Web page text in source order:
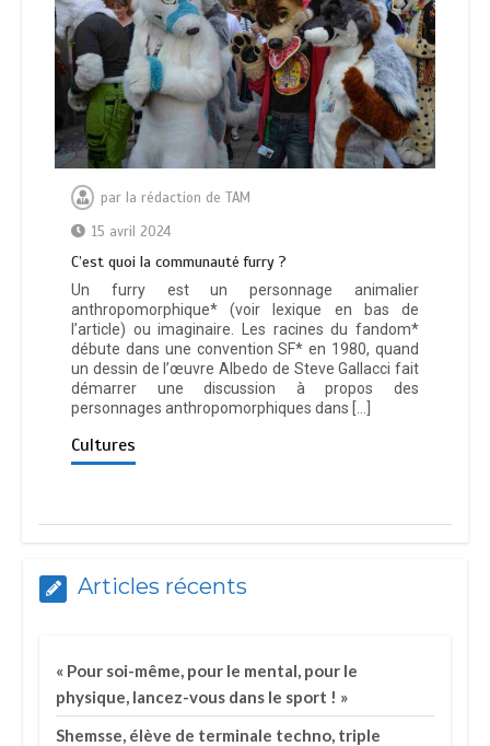
par la rédaction de TAM
15 avril 2024
C’est quoi la communauté furry ?
Un furry est un personnage animalier
anthropomorphique* (voir lexique en bas de
l’article) ou imaginaire. Les racines du fandom*
débute dans une convention SF* en 1980, quand
un dessin de l’œuvre Albedo de Steve Gallacci fait
démarrer une discussion à propos des
personnages anthropomorphiques dans […]
Cultures
Articles récents
« Pour soi-même, pour le mental, pour le
physique, lancez-vous dans le sport ! »
Shemsse, élève de terminale techno, triple